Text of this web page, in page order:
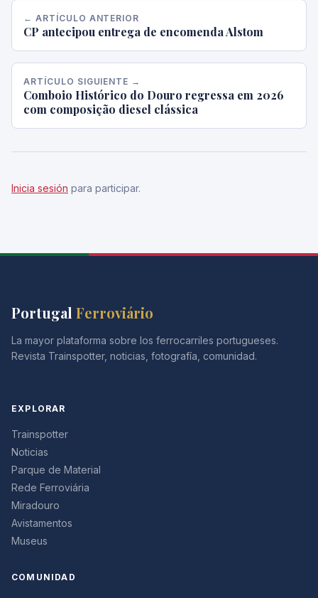
← ARTÍCULO ANTERIOR
CP antecipou entrega de encomenda Alstom
ARTÍCULO SIGUIENTE →
Comboio Histórico do Douro regressa em 2026
com composição diesel clássica
Inicia sesión para participar.
Portugal Ferroviário
La mayor plataforma sobre los ferrocarriles portugueses.
Revista Trainspotter, noticias, fotografía, comunidad.
EXPLORAR
Trainspotter
Noticias
Parque de Material
Rede Ferroviária
Miradouro
Avistamentos
Museus
COMUNIDAD